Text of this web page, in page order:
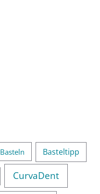
Basteln Basteltipp
CurvaDent